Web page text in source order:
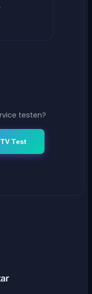
testen?
Test